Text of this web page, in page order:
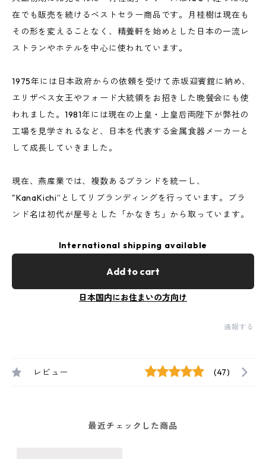
在でも販売を続けるベストセラー商品です。月桂樹は現在も
その形を変えることなく、精養軒を始めとした日本の一流レ
ストランやホテルを中心に使われています。
1975年には日本政府からの依頼を受けて赤坂迎賓館に納め、
エリザベス女王やフォード大統領をお招きした晩餐会にも使
われました。1981年には現在の上皇・上皇后両陛下が弊社の
工場を見学されるなど、日本を代表する金属食器メーカーと
して成長していきました。
現在、燕産業では、複数あるブランドを統一し、
"KanaKichi”としてリブランディングを行っています。ブラ
ンド名は初代が屋号とした「かなきち」から取っています。
International shipping available
Add to cart
日本国内にお住まいの方向け
通報する
レビュー (47)
最近チェックした商品